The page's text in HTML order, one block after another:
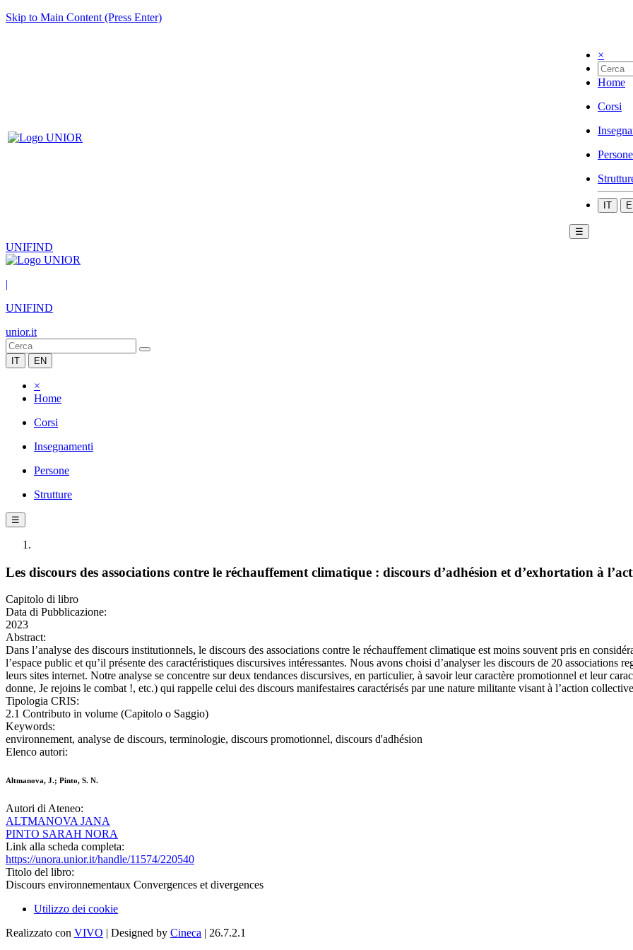
Skip to Main Content (Press Enter)
×
Home
Corsi
Persone
IT
☰
UNIFIND
|
UNIFIND
unior.it
IT EN
×
Home
Corsi
Insegnamenti
Persone
Strutture
☰
Les discours des associations contre le réchauffement climatique : discours d’adhésion et d’exhortation à
Capitolo di libro
Data di Pubblicazione:
2023
Abstract:
Dans l’analyse des discours institutionnels, le discours des associations contre le réchauffement climatique est moins souvent pris en
l’espace public et qu’il présente des caractéristiques discursives intéressantes. Nous avons choisi d’analyser les discours de 20 associations
leurs sites internet. Notre analyse se concentre sur deux tendances discursives, en particulier, à savoir leur caractère promotionnel et leur
donne, Je rejoins le combat !, etc.) qui rappelle celui des discours manifestaires caractérisés par une nature militante visant à l’action
Tipologia CRIS:
2.1 Contributo in volume (Capitolo o Saggio)
Keywords:
environnement, analyse de discours, terminologie, discours promotionnel, discours d'adhésion
Elenco autori:
Altmanova, J.; Pinto, S. N.
Autori di Ateneo:
ALTMANOVA JANA
PINTO SARAH NORA
Link alla scheda completa:
https://unora.unior.it/handle/11574/220540
Titolo del libro:
Discours environnementaux Convergences et divergences
Utilizzo dei cookie
Realizzato con VIVO | Designed by Cineca | 26.7.2.1